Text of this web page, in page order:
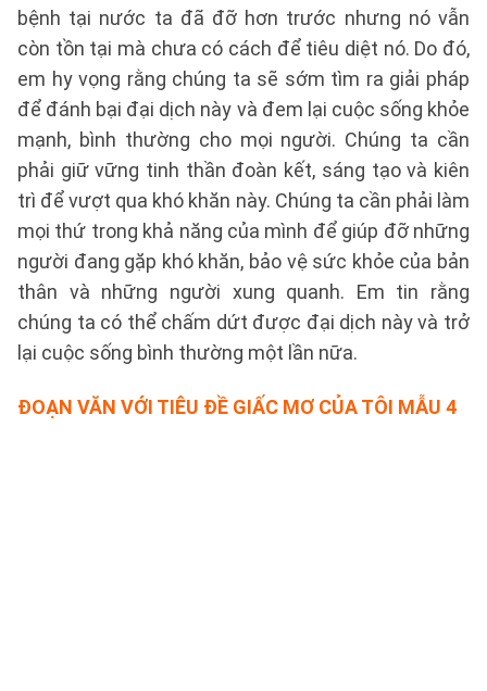
bệnh tại nước ta đã đỡ hơn trước nhưng nó vẫn
còn tồn tại mà chưa có cách để tiêu diệt nó. Do đó,
em hy vọng rằng chúng ta sẽ sớm tìm ra giải pháp
để đánh bại đại dịch này và đem lại cuộc sống khỏe
mạnh, bình thường cho mọi người. Chúng ta cần
phải giữ vững tinh thần đoàn kết, sáng tạo và kiên
trì để vượt qua khó khăn này. Chúng ta cần phải làm
mọi thứ trong khả năng của mình để giúp đỡ những
người đang gặp khó khăn, bảo vệ sức khỏe của bản
thân và những người xung quanh. Em tin rằng
chúng ta có thể chấm dứt được đại dịch này và trở
lại cuộc sống bình thường một lần nữa.
ĐOẠN VĂN VỚI TIÊU ĐỀ GIẤC MƠ CỦA TÔI MẪU 4